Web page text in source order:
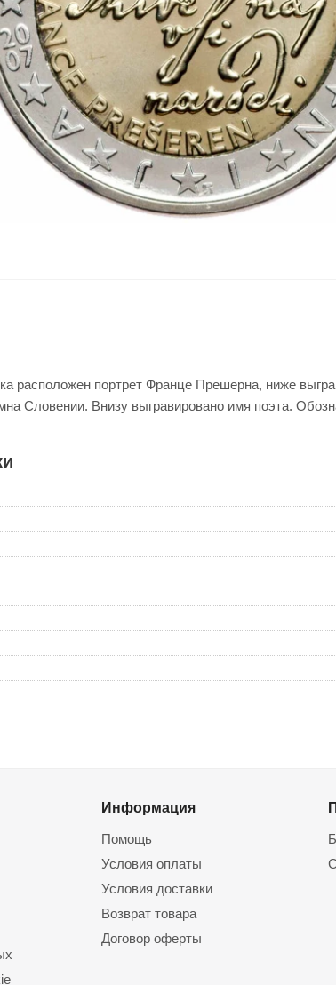
расположен портрет Франце Прешерна, ниже
Словении. Внизу выгравировано имя поэта.
Информация
Помощь
Условия оплаты
Условия доставки
Возврат товара
Договор оферты